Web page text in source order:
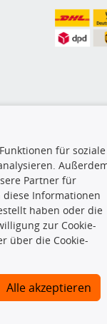
die gesamte
gesamte Datenbank
und/oder diese
für soziale
Partner für
diese Informationen
haben oder die
zur Cookie-
über die Cookie-
Alle akzeptieren